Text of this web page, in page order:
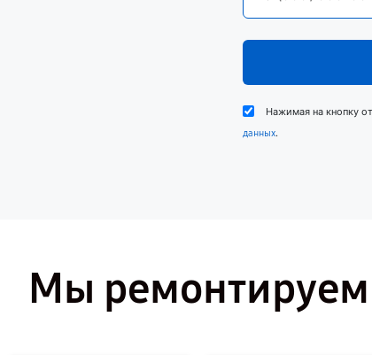
Нажимая на кнопку
данных.
Мы ремонтируем